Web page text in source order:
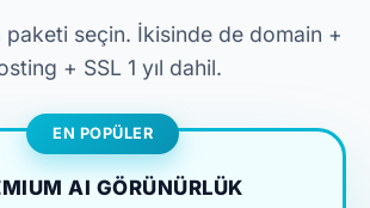
paketi seçin. İkisinde de domain +
+ SSL 1 yıl dahil.
EN POPÜLER
AI GÖRÜNÜRLÜK